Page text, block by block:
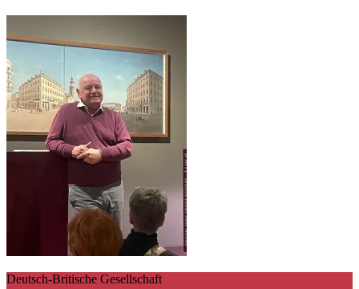
Deutsch-Britische Gesellschaft